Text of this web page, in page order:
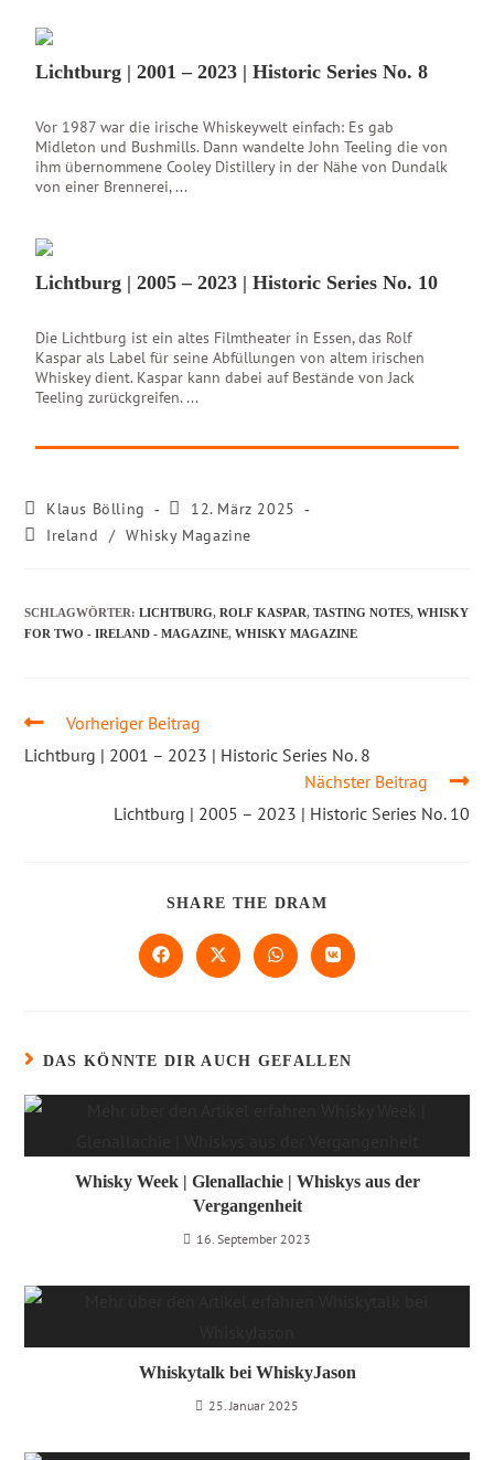
Lichtburg | 2001 – 2023 | Historic Series No. 8
Vor 1987 war die irische Whiskeywelt einfach: Es gab
Midleton und Bushmills. Dann wandelte John Teeling die von
ihm übernommene Cooley Distillery in der Nähe von Dundalk
von einer Brennerei, ...
Lichtburg | 2005 – 2023 | Historic Series No. 10
Die Lichtburg ist ein altes Filmtheater in Essen, das Rolf
Kaspar als Label für seine Abfüllungen von altem irischen
Whiskey dient. Kaspar kann dabei auf Bestände von Jack
Teeling zurückgreifen. ...
Klaus Bölling
12. März 2025
Ireland
/ Whisky Magazine
SCHLAGWÖRTER:LICHTBURG, ROLF KASPAR, TASTING NOTES, WHISKY
FOR TWO - IRELAND - MAGAZINE, WHISKY MAGAZINE
Vorheriger Beitrag
Lichtburg | 2001 – 2023 | Historic Series No. 8
Nächster Beitrag
Lichtburg | 2005 – 2023 | Historic Series No. 10
SHARE THE DRAM
DAS KÖNNTE DIR AUCH GEFALLEN
Whisky Week | Glenallachie | Whiskys aus der
Vergangenheit
16. September 2023
Whiskytalk bei WhiskyJason
25. Januar 2025